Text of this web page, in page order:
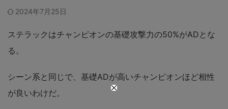
2024年7月25日
ステラックはチャンピオンの基礎攻撃力の50%がADとな
る。
シーン系と同じで、基礎ADが高いチャンピオンほど相性
が良いわけだ。